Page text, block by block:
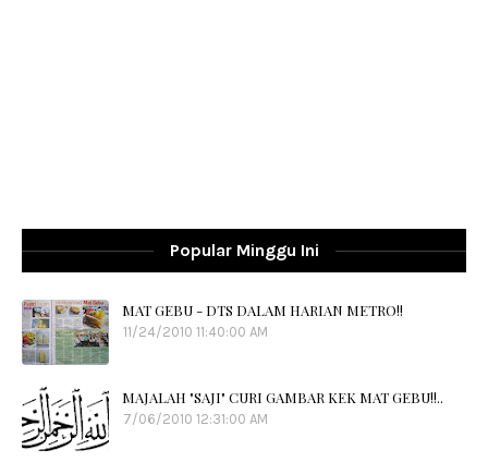
Popular Minggu Ini
MAT GEBU - DTS DALAM HARIAN METRO!!
11/24/2010 11:40:00 AM
MAJALAH "SAJI" CURI GAMBAR KEK MAT GEBU!!..
7/06/2010 12:31:00 AM